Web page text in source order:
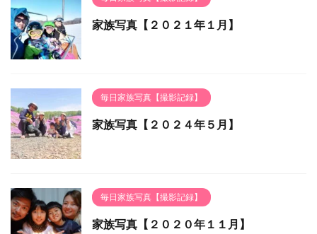
家族写真【２０２１年１月】
毎日家族写真【撮影記録】
家族写真【２０２４年５月】
毎日家族写真【撮影記録】
家族写真【２０２０年１１月】